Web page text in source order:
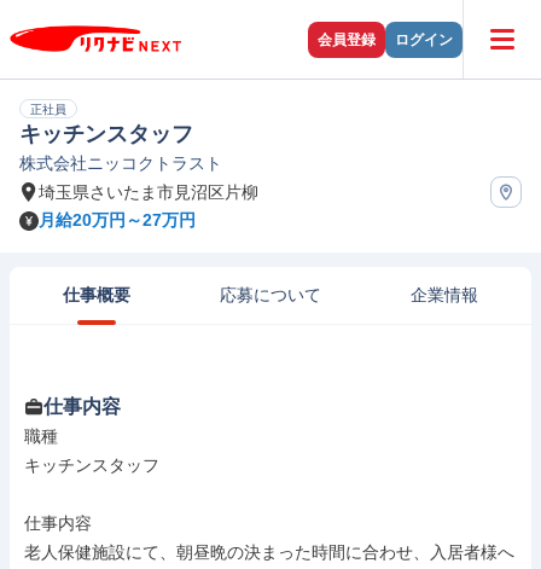
会員登録 ログイン
正社員
キッチンスタッフ
株式会社ニッコクトラスト
埼玉県さいたま市見沼区片柳
月給20万円～27万円
仕事概要 応募について 企業情報
仕事内容
職種
キッチンスタッフ
仕事内容
老人保健施設にて、朝昼晩の決まった時間に合わせ、入居者様へ